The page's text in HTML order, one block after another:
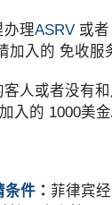
办理ASRV 或者
加入的 免收服
客人或者没有
入的 1000美金
条件 ： 菲律宾